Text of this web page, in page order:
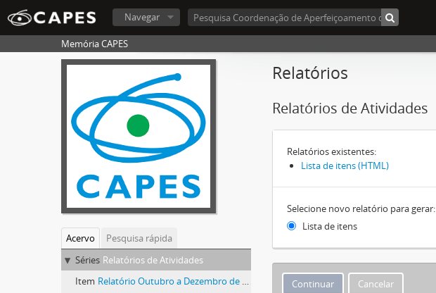
Navegar
Memória CAPES
Acervo
Pesquisa rápida
Séries Relatórios de Atividades
Item Relatório Outubro a Dezembro de 1953
Relatórios
Relatórios de Atividades
Relatórios existentes:
Lista de itens (HTML)
Selecione novo relatório para gerar:
Lista de itens
Cancelar